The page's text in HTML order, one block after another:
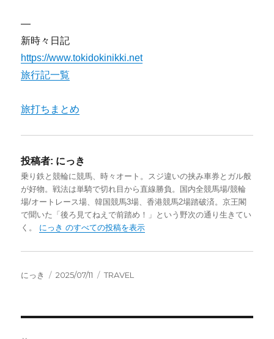
—
新時々日記
https://www.tokidokinikki.net
旅行記一覧
旅打ちまとめ
投稿者: にっき
乗り鉄と競輪に競馬、時々オート。スジ違いの挟み車券とガル般
が好物。戦法は単騎で切れ目から直線勝負。国内全競馬場/競輪
場/オートレース場、韓国競馬3場、香港競馬2場踏破済。京王閣
で聞いた「後ろ見てねえで前踏め！」という野次の通り生きてい
く。 にっき のすべての投稿を表示
投
にっき
投
2025/07/11
カ
TRAVEL